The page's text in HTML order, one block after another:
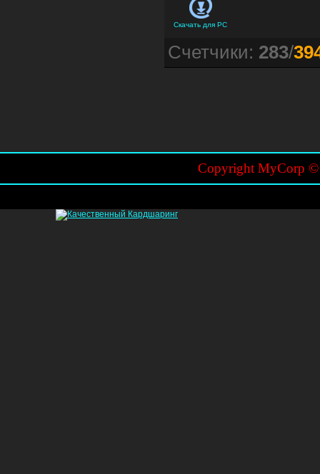
Скачать для PC
Счетчики: 283/
Copyright MyCorp